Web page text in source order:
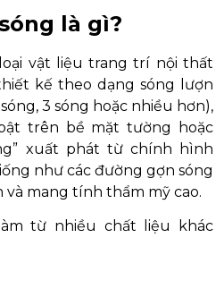
là gì?
vật liệu trang trí nội thất
kế theo dạng sóng lượn
3 sóng hoặc nhiều hơn),
trên bề mặt tường hoặc
xuất phát từ chính hình
như các đường gợn sóng
và mang tính thẩm mỹ cao.
từ nhiều chất liệu khác